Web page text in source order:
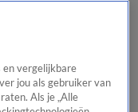
en vergelijkbare
jou als gebruiker van
Als je „Alle